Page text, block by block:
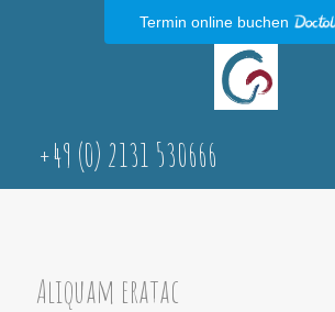
+49 (0) 2131 530666
Aliquam eratac
Termin online buchen